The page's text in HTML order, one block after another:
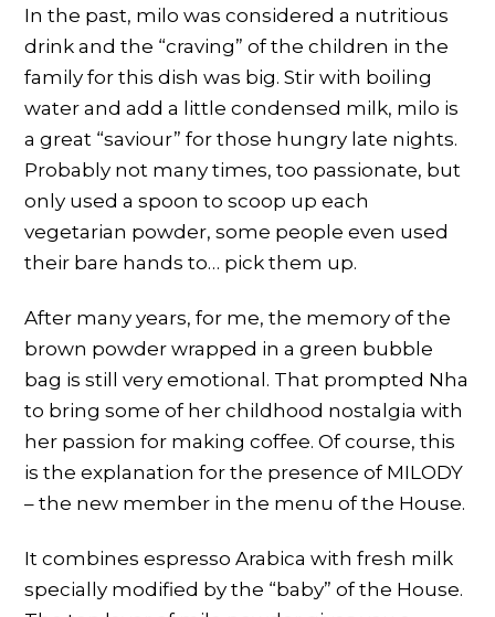
In the past, milo was considered a nutritious
drink and the “craving” of the children in the
family for this dish was big. Stir with boiling
water and add a little condensed milk, milo is
a great “saviour” for those hungry late nights.
Probably not many times, too passionate, but
only used a spoon to scoop up each
vegetarian powder, some people even used
their bare hands to… pick them up.
After many years, for me, the memory of the
brown powder wrapped in a green bubble
bag is still very emotional. That prompted Nha
to bring some of her childhood nostalgia with
her passion for making coffee. Of course, this
is the explanation for the presence of MILODY
– the new member in the menu of the House.
It combines espresso Arabica with fresh milk
specially modified by the “baby” of the House.